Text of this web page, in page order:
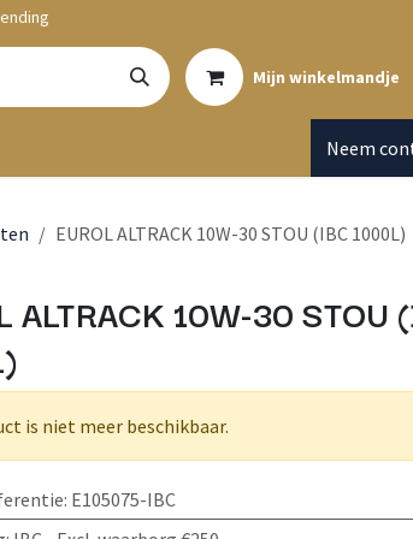
Mijn winkelmandje
Neem
EUROL ALTRACK 10W-30 STOU (IBC 1000L)
ALTRACK 10W-30 STOU
is niet meer beschikbaar.
: E105075-IBC